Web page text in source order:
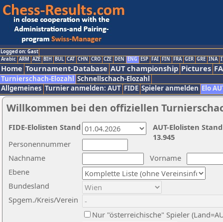
Logged on: Gast
Arabic ARM AZE BIH BUL CAT CHN CRO CZE DEN ENG ESP FAI FIN FRA GER GRE INA
Home Tournament-Database AUT championship Pictures
Turnierschach-Elozahl Schnellschach-Elozahl
Allgemeines Turnier anmelden: AUT FIDE Spieler anmelden Elo
Willkommen bei den offiziellen
Nachname
Vorname
Ebene
Personennummer
Bundesland
Spgem./Kreis/Verein
Nur "österreichische" Spieler
AUT-Elolisten
13.945
FIDE-Elolisten Stand